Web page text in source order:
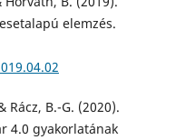
elemzés.
Rácz, B.-G. (2020).
4.0 gyakorlatának